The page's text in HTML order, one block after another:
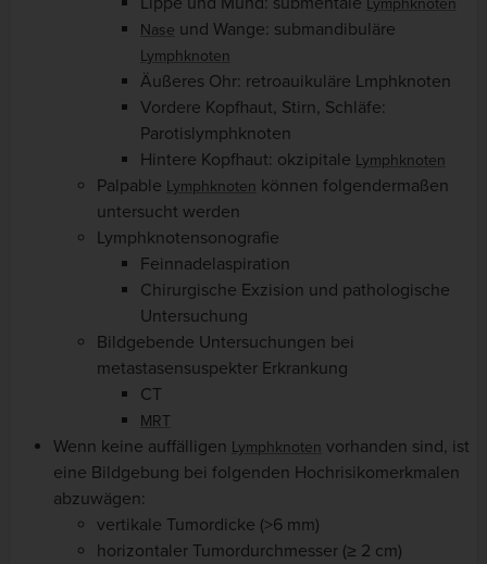
Lymphknoten
Nase und Wange: submandibuläre
Lymphknoten
Äußeres Ohr: retroauikuläre Lmphknoten
Vordere Kopfhaut, Stirn, Schläfe:
Parotislymphknoten
Hintere Kopfhaut: okzipitale Lymphknoten
Palpable Lymphknoten können folgendermaßen
untersucht werden
Lymphknotensonografie
Feinnadelaspiration
Chirurgische Exzision und pathologische
Untersuchung
Bildgebende Untersuchungen bei
metastasensuspekter Erkrankung
CT
MRT
Wenn keine auffälligen Lymphknoten vorhanden sind, ist
eine Bildgebung bei folgenden Hochrisikomerkmalen
abzuwägen:
vertikale Tumordicke (>6 mm)
horizontaler Tumordurchmesser (≥ 2 cm)